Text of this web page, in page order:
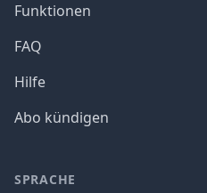
Funktionen
FAQ
Hilfe
Abo kündigen
SPRACHE